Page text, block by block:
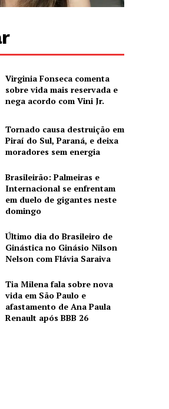
Virginia Fonseca comenta
sobre vida mais reservada e
nega acordo com Vini Jr.
Tornado causa destruição em
Piraí do Sul, Paraná, e deixa
moradores sem energia
Brasileirão: Palmeiras e
Internacional se enfrentam
em duelo de gigantes neste
domingo
Último dia do Brasileiro de
Ginástica no Ginásio Nilson
Nelson com Flávia Saraiva
Tia Milena fala sobre nova
vida em São Paulo e
afastamento de Ana Paula
Renault após BBB 26